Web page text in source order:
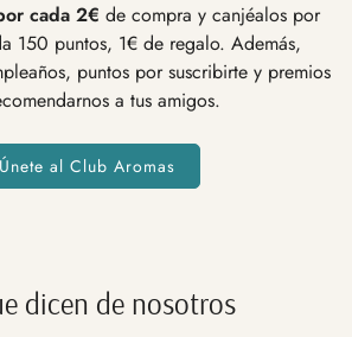
cada 2€ de compra y canjéalos por
150 puntos, 1€ de regalo. Además,
puntos por suscribirte y premios
a tus amigos.
Únete al Club Aromas
dicen de nosotros